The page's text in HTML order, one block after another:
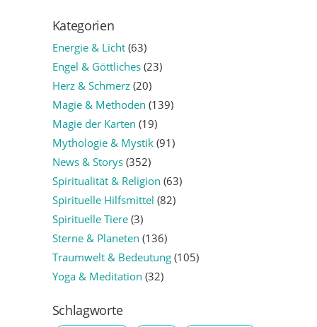
Kategorien
Energie & Licht(63)
Engel & Göttliches(23)
Herz & Schmerz(20)
Magie & Methoden (139)
Magie der Karten (19)
Mythologie & Mystik(91)
News & Storys(352)
Spiritualität & Religion (63)
Spirituelle Hilfsmittel (82)
Spirituelle Tiere(3)
Sterne & Planeten (136)
Traumwelt & Bedeutung(105)
Yoga & Meditation (32)
Schlagworte